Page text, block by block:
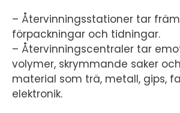
– Återvinningsstationer tar
förpackningar och tidningar.
– Återvinningscentraler tar
volymer, skrymmande saker
material som trä, metall, gips,
elektronik.